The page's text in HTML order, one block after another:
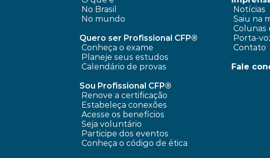
No Brasil
No mundo
Quero ser Profissional CFP®
Conheça o exame
Planeje seus estudos
Calendário de provas
Sou Profissional CFP®
Renove a certificação
Estabeleça conexões
Acesse os benefícios
Seja voluntário
Participe dos eventos
Conheça o código de ética
Notícias
Saiu na
Colunas
Porta-
Contato
Fale